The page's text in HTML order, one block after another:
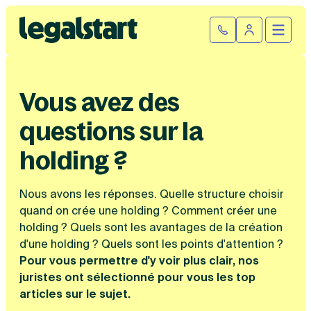
Cliquez ici pour reprendre votre démarche Fermer
Legalstart
Par statut juridique
Créer une SASU
Créer une SAS
Créer une SARL
Créer une EURL
Devenir auto-entrepreneur
Créer une entreprise individuelle
Créer une SCI
Créer une association
Par métier
Conseil/finance
Modification et fermeture
Modifier son entreprise
Transfert de siège social
Changement de dénomination sociale
Changement de président
Changement d’activité
Transformation SARL en SAS
Transformation d’une SAS en SARL
Modification association
Modification auto-entreprise
Comptabilité
Par statut
SASU
SAS
EURL
SARL
SCI
Tarifs
Fiches pratiques
Création d'entrepriseFaire une recherche
Se
Vous avez des
questions sur la
holding ?
Nous avons les réponses. Quelle structure choisir
quand on crée une holding ? Comment créer une
holding ? Quels sont les avantages de la création
d'une holding ? Quels sont les points d'attention ?
Pour vous permettre d'y voir plus clair, nos
juristes ont sélectionné pour vous les top
articles sur le sujet.